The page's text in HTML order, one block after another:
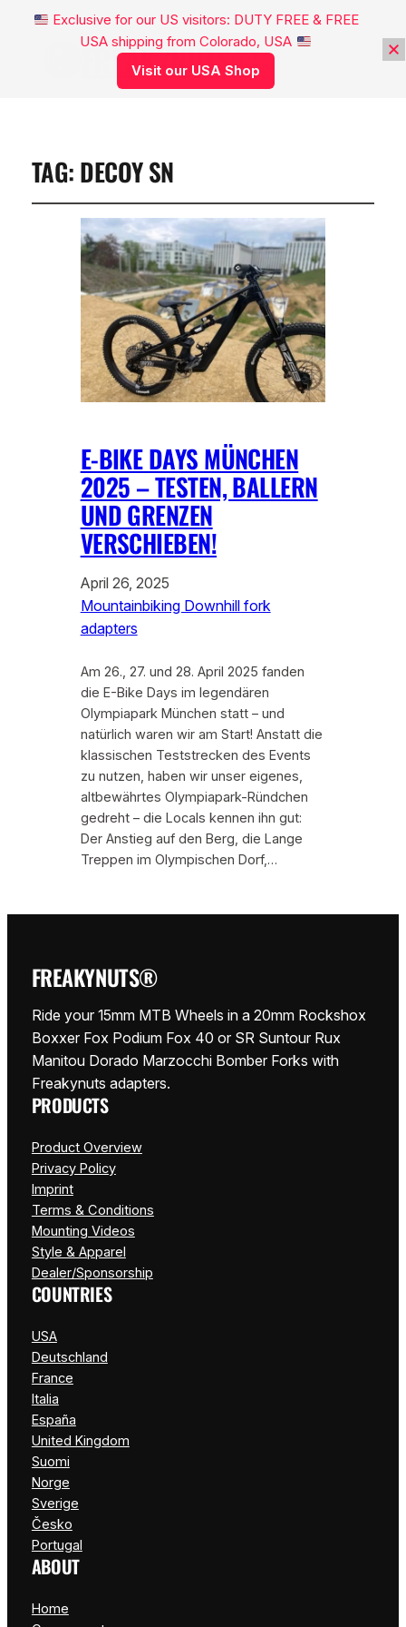
FREAKYNUTS®
TAG: DECOY SN
E-BIKE DAYS MÜNCHEN
2025 – TESTEN, BALLERN
UND GRENZEN
VERSCHIEBEN!
April 26, 2025
Mountainbiking Downhill fork
adapters
Am 26., 27. und 28. April 2025 fanden
die E-Bike Days im legendären
Olympiapark München statt – und
natürlich waren wir am Start! Anstatt die
klassischen Teststrecken des Events
zu nutzen, haben wir unser eigenes,
altbewährtes Olympiapark-Ründchen
gedreht – die Locals kennen ihn gut:
Der Anstieg auf den Berg, die Lange
Treppen im Olympischen Dorf,…
FREAKYNUTS®
Ride your 15mm MTB Wheels in a 20mm Rockshox
Boxxer Fox Podium Fox 40 or SR Suntour Rux
Manitou Dorado Marzocchi Bomber Forks with
Freakynuts adapters.
PRODUCTS
Product Overview
Privacy Policy
Imprint
Terms & Conditions
Mounting Videos
Style & Apparel
Dealer/Sponsorship
COUNTRIES
USA
Deutschland
France
Italia
España
United Kingdom
Suomi
Norge
Sverige
Česko
Portugal
ABOUT
Home
Exclusive for our US visitors: DUTY FREE & FREE
USA shipping from Colorado, USA
Visit our USA Shop